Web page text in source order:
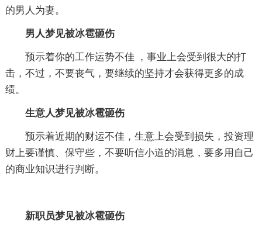
的男人为妻。
男人梦见被冰雹砸伤
预示着你的工作运势不佳 ，事业上会受到很大的打
击，不过，不要丧气，要继续的坚持才会获得更多的成
绩。
生意人梦见被冰雹砸伤
预示着近期的财运不佳，生意上会受到损失，投资理
财上要谨慎、保守些，不要听信小道的消息，要多用自己
的商业知识进行判断。
新职员梦见被冰雹砸伤